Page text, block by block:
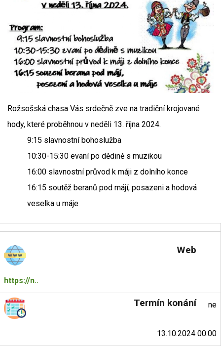
Rožsošská chasa Vás srdečně zve na tradiční krojované
hody, které proběhnou v neděli 13. října 2024.
9:15 slavnostní bohoslužba
10:30-15:30 evaní po dědině s muzikou
16:00 slavnostní průvod k máji z dolního konce
16:15 soutěž beranů pod májí, posazeni a hodová
veselka u máje
Web
https://n..
Termín konání ne
13.10.2024 00:00